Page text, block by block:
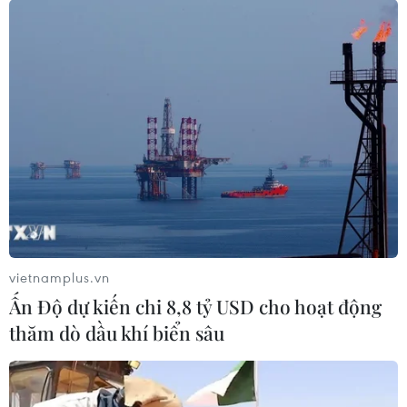
vietnamplus.vn
Ấn Độ dự kiến chi 8,8 tỷ USD cho hoạt động
thăm dò dầu khí biển sâu